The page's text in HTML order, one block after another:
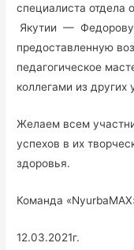
специалиста отдела
Якутии —
предоставленную
педагогическое
коллегами из других
Желаем всем
успехов в их
здоровья.
Команда
12.03.2021г.